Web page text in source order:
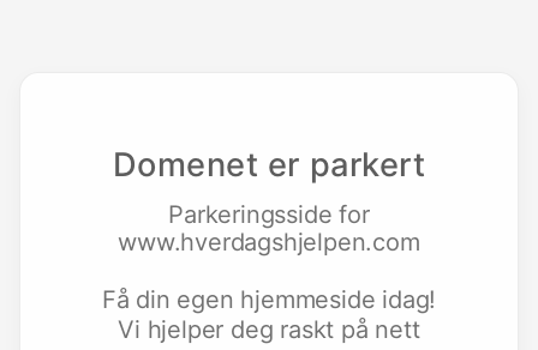
Domenet er parkert
Parkeringsside for
www.hverdagshjelpen.com
Få din egen hjemmeside idag!
Vi hjelper deg raskt på nett